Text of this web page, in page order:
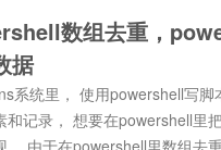
数组去重，
据
系统里， 使用powershell写
和记录， 想要在powershell里
… 由于在powershell里数组去